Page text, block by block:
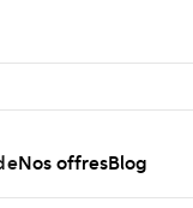
Nos offresBlog